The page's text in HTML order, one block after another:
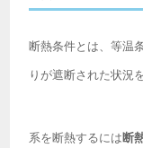
断熱条件とは、等温
りが遮断された状況
系を断熱するには 断